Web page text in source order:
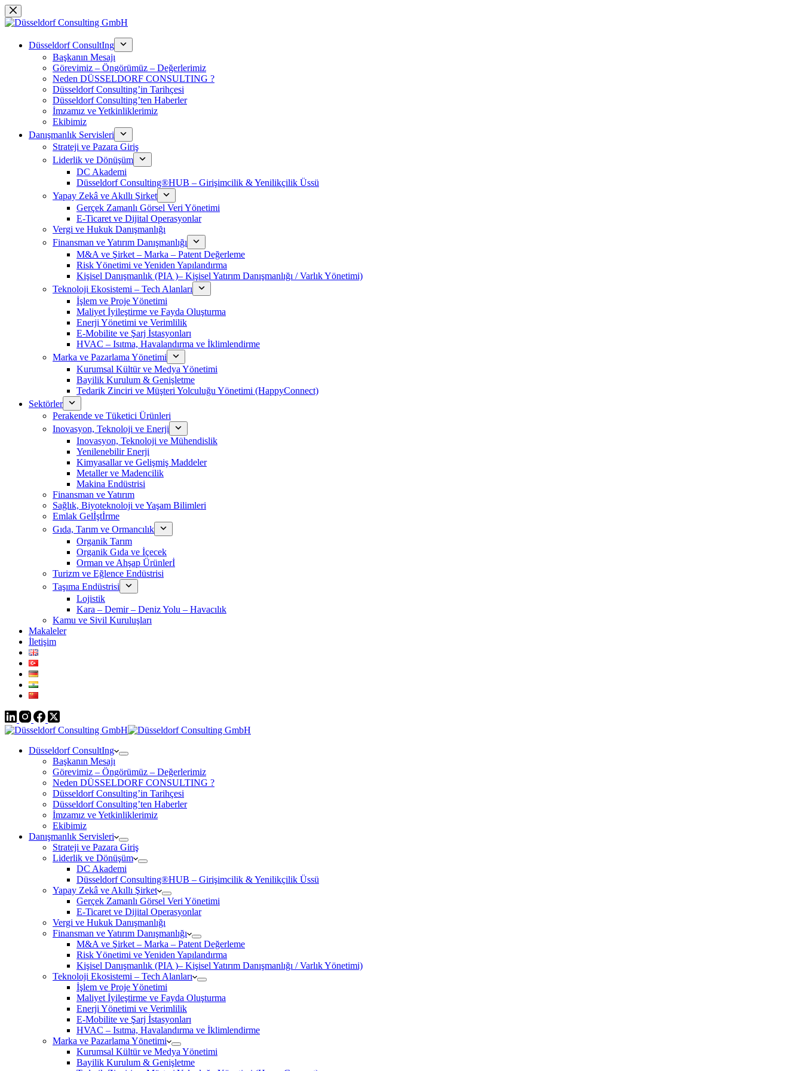
Saltar
al
Düsseldorf ConsultIng
Başkanın Mesajı
Görevimiz – Öngörümüz – Değerlerimiz
Neden DÜSSELDORF CONSULTING ?
Düsseldorf Consulting’in Tarihçesi
Düsseldorf Consulting’ten Haberler
İmzamız ve Yetkinliklerimiz
Ekibimiz
Danışmanlık Servisleri
Strateji ve Pazara Giriş
Liderlik ve Dönüşüm
DC Akademi
Düsseldorf Consulting®HUB – Girişimcilik & Yenilikçilik Üssü
Yapay Zekâ ve Akıllı Şirket
Gerçek Zamanlı Görsel Veri Yönetimi
E-Ticaret ve Dijital Operasyonlar
Vergi ve Hukuk Danışmanlığı
Finansman ve Yatırım Danışmanlığı
M&A ve Şirket – Marka – Patent Değerleme
Risk Yönetimi ve Yeniden Yapılandırma
Kişisel Danışmanlık (PIA )– Kişisel Yatırım Danışmanlığı / Varlık Yönetimi)
Teknoloji Ekosistemi – Tech Alanları
İşlem ve Proje Yönetimi
Maliyet İyileştirme ve Fayda Oluşturma
Enerji Yönetimi ve Verimlilik
E-Mobilite ve Şarj İstasyonları
HVAC – Isıtma, Havalandırma ve İklimlendirme
Marka ve Pazarlama Yönetimi
Kurumsal Kültür ve Medya Yönetimi
Bayilik Kurulum & Genişletme
Tedarik Zinciri ve Müşteri Yolculuğu Yönetimi (HappyConnect)
Sektörler
Perakende ve Tüketici Ürünleri
Inovasyon, Teknoloji ve Enerji
Inovasyon, Teknoloji ve Mühendislik
Yenilenebilir Enerji
Kimyasallar ve Gelişmiş Maddeler
Metaller ve Madencilik
Makina Endüstrisi
Finansman ve Yatırım
Sağlık, Biyoteknoloji ve Yaşam Bilimleri
Emlak Gelİştİrme
Gıda, Tarım ve Ormancılık
Organik Tarım
Organik Gıda ve İçecek
Orman ve Ahşap Ürünlerİ
Turizm ve Eğlence Endüstrisi
Taşıma Endüstrisi
Lojistik
Kara – Demir – Deniz Yolu – Havacılık
Kamu ve Sivil Kuruluşları
Makaleler
İletişim
Düsseldorf ConsultIng
Başkanın Mesajı
Görevimiz – Öngörümüz – Değerlerimiz
Neden DÜSSELDORF CONSULTING ?
Düsseldorf Consulting’in Tarihçesi
Düsseldorf Consulting’ten Haberler
İmzamız ve Yetkinliklerimiz
Ekibimiz
Danışmanlık Servisleri
Strateji ve Pazara Giriş
Liderlik ve Dönüşüm
DC Akademi
Düsseldorf Consulting®HUB – Girişimcilik & Yenilikçilik Üssü
Yapay Zekâ ve Akıllı Şirket
Gerçek Zamanlı Görsel Veri Yönetimi
E-Ticaret ve Dijital Operasyonlar
Vergi ve Hukuk Danışmanlığı
Finansman ve Yatırım Danışmanlığı
M&A ve Şirket – Marka – Patent Değerleme
Risk Yönetimi ve Yeniden Yapılandırma
Kişisel Danışmanlık (PIA )– Kişisel Yatırım Danışmanlığı / Varlık Yönetimi)
Teknoloji Ekosistemi – Tech Alanları
İşlem ve Proje Yönetimi
Maliyet İyileştirme ve Fayda Oluşturma
Enerji Yönetimi ve Verimlilik
E-Mobilite ve Şarj İstasyonları
HVAC – Isıtma, Havalandırma ve İklimlendirme
Marka ve Pazarlama Yönetimi
Kurumsal Kültür ve Medya Yönetimi
Bayilik Kurulum & Genişletme